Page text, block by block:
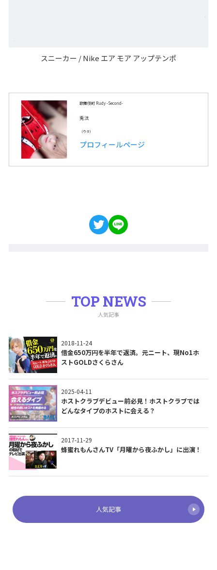
スニーカー / Nike エア モア アップテンポ
歌舞伎町 Rudy -Second-
兎汰
（ウタ）
プロフィールページ
TOP NEWS
人気記事
2018-11-24
借金650万円を半年で返済。元ニート、現No1ホ
ストGOLDさくらさん
2025-04-11
ホストクラブデビュー前必見！ホストクラブでは
どんなタイプのホストに会える？
2017-11-29
蜂蜜れもんさんTV「月曜から夜ふかし」に出演！
人気記事